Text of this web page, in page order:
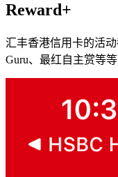
Reward+
汇丰香港信用卡的活动
Guru、最红自主赏等